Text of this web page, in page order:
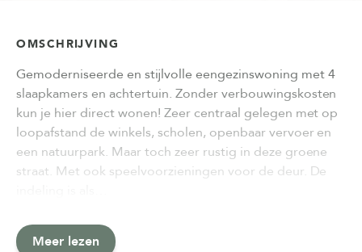
OMSCHRIJVING
Gemoderniseerde en stijlvolle eengezinswoning met 4
slaapkamers en achtertuin. Zonder verbouwingskosten
kun je hier direct wonen! Zeer centraal gelegen met op
loopafstand de winkels, scholen, openbaar vervoer en
een natuurpark. Maar toch zeer rustig in deze groene
straat. Met ook speelvoorzieningen voor de deur. De
Meer lezen